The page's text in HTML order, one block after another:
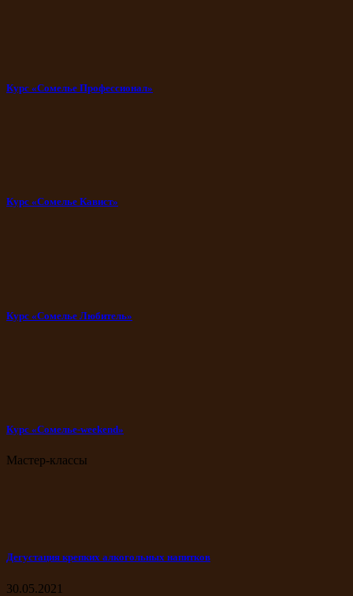
Курс «Сомелье Профессионал»
Курс «Сомелье Кавист»
Курс «Сомелье Любитель»
Курс «Сомелье-weekend»
Мастер-классы
Дегустация крепких алкогольных напитков
30.05.2021